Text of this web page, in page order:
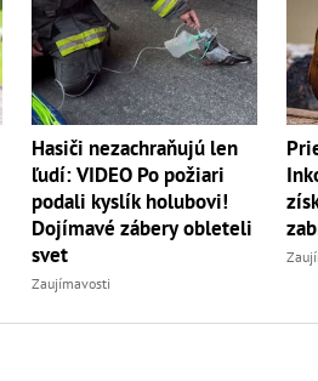
Hasiči nezachraňujú len
ľudí: VIDEO Po požiari
podali kyslík holubovi!
Dojímavé zábery obleteli
svet
Zaujímavosti